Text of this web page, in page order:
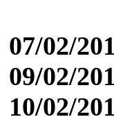
07/02/
09/02/
10/02/